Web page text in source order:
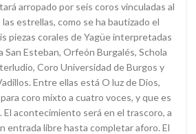
arropado por seis coros vinculadas al
estrellas, como se ha bautizado el
piezas corales de Yagüe interpretadas
San Esteban, Orfeón Burgalés, Schola
Coro Universidad de Burgos y
Entre ellas está O luz de Dios,
coro mixto a cuatro voces, y que es
acontecimiento será en el trascoro, a
entrada libre hasta completar aforo. El